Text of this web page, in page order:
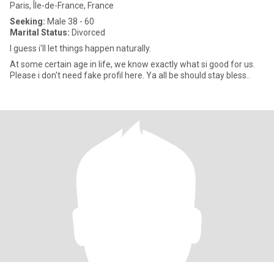
Paris, Île-de-France, France
Seeking: Male 38 - 60
Marital Status: Divorced
I guess i'll let things happen naturally.
At some certain age in life, we know exactly what si good for us.
Please i don't need fake profil here. Ya all be should stay bless..